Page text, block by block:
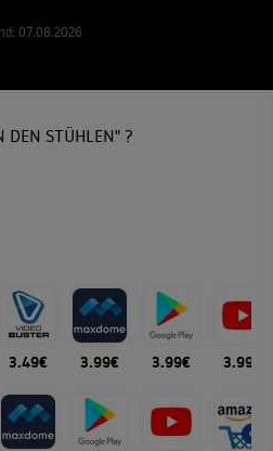
07.08.2026
DEN STÜHLEN" ?
3.49€ 3.99€ 3.99€ 3.99€